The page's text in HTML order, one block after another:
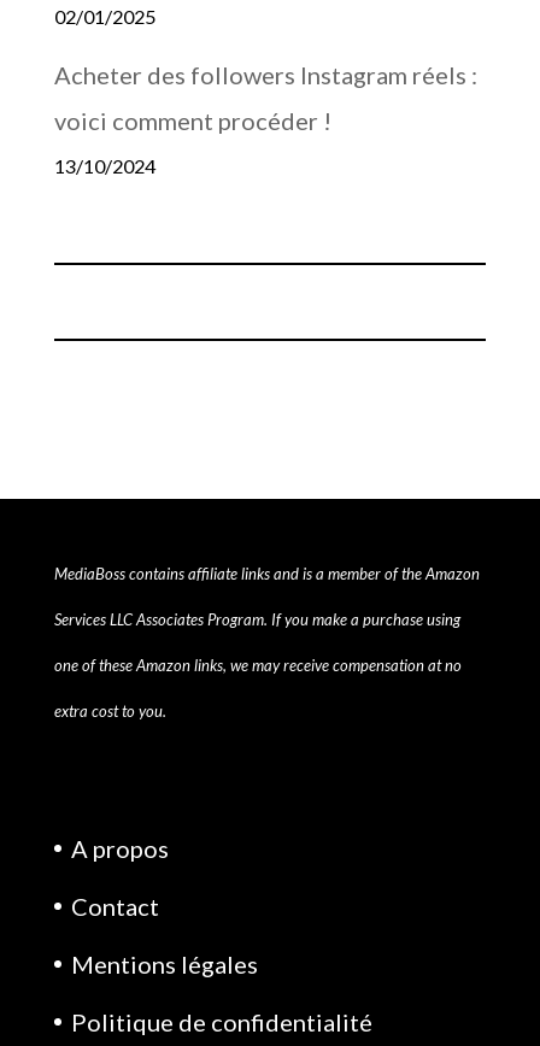
02/01/2025
Acheter des followers Instagram réels :
voici comment procéder !
13/10/2024
MediaBoss contains affiliate links and is a member of the Amazon
Services LLC Associates Program. If you make a purchase using
one of these Amazon links, we may receive compensation at no
extra cost to you.
A propos
Contact
Mentions légales
Politique de confidentialité